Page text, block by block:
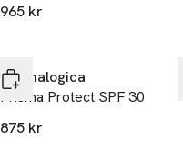
965 kr
Dermalogica
Prisma Protect SPF 30
875 kr